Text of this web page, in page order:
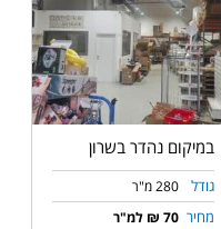
במיקום נהדר בשרון
גודל 280 מ"ר
מחיר 70 ₪ למ"ר